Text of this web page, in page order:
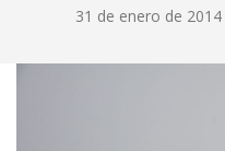
31 de enero de 2014